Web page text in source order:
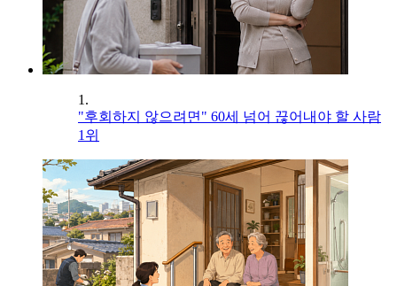
1.
"후회하지 않으려면" 60세 넘어 끊어내야 할 사람
1위